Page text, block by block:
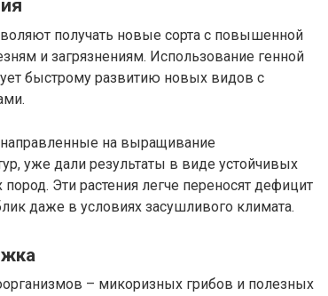
получать новые сорта с повышенной
и загрязнениям. Использование генной
быстрому развитию новых видов с
на выращивание
уже дали результаты в виде устойчивых
Эти растения легче переносят дефицит
даже в условиях засушливого климата.
– микоризных грибов и полезных